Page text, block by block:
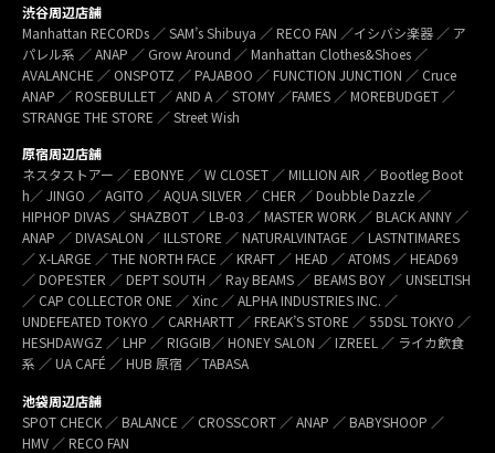
渋谷周辺店舗
Manhattan RECORDs ／ SAM’s Shibuya ／ RECO FAN ／イシバシ楽器 ／ ア
パレル系 ／ ANAP ／ Grow Around ／ Manhattan Clothes&Shoes ／
AVALANCHE ／ ONSPOTZ ／ PAJABOO ／ FUNCTION JUNCTION ／ Cruce
ANAP ／ ROSEBULLET ／ AND A ／ STOMY ／FAMES ／ MOREBUDGET ／
STRANGE THE STORE ／ Street Wish
原宿周辺店舗
ネスタストアー ／ EBONYE ／ W CLOSET ／ MILLION AIR ／ Bootleg Boot
h／ JINGO ／ AGITO ／ AQUA SILVER ／ CHER ／ Doubble Dazzle ／
HIPHOP DIVAS ／ SHAZBOT ／ LB-03 ／ MASTER WORK ／ BLACK ANNY ／
ANAP ／ DIVASALON ／ ILLSTORE ／ NATURALVINTAGE ／ LASTNTIMARES
／ X-LARGE ／ THE NORTH FACE ／ KRAFT ／ HEAD ／ ATOMS ／ HEAD69
／ DOPESTER ／ DEPT SOUTH ／ Ray BEAMS ／ BEAMS BOY ／ UNSELTISH
／ CAP COLLECTOR ONE ／ Xinc ／ ALPHA INDUSTRIES INC. ／
UNDEFEATED TOKYO ／ CARHARTT ／ FREAK’S STORE ／ 55DSL TOKYO ／
HESHDAWGZ ／ LHP ／ RIGGIB／ HONEY SALON ／ IZREEL ／ ライカ飲食
系 ／ UA CAFÉ ／ HUB 原宿 ／ TABASA
池袋周辺店舗
SPOT CHECK ／ BALANCE ／ CROSSCORT ／ ANAP ／ BABYSHOOP ／
HMV ／ RECO FAN